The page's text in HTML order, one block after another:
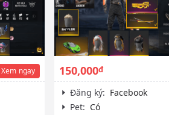
Xem ngay 150,000đ
Đăng ký: Facebook
Pet: Có